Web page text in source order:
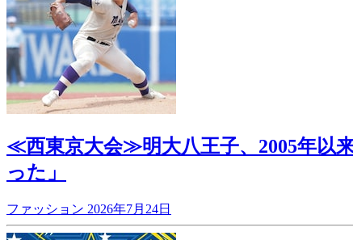
≪西東京大会≫明大八王子、2005年以
った」
ファッション 2026年7月24日